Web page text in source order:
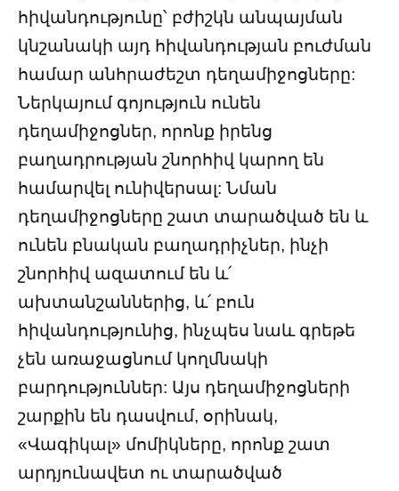
հիվանդությունը՝ բժիշկն անպայման
կնշանակի այդ հիվանդության բուժման
համար անհրաժեշտ դեղամիջոցները:
Ներկայում գոյություն ունեն
դեղամիջոցներ, որոնք իրենց
բաղադրության շնորհիվ կարող են
համարվել ունիվերսալ: Նման
դեղամիջոցները շատ տարածված են և
ունեն բնական բաղադրիչներ, ինչի
շնորհիվ ազատում են և՛
ախտանշաններից, և՛ բուն
հիվանդությունից, ինչպես նաև գրեթե
չեն առաջացնում կողմնակի
բարդություններ: Այս դեղամիջոցների
շարքին են դասվում, օրինակ,
«Վագիկալ» մոմիկները, որոնք շատ
արդյունավետ ու տարածված